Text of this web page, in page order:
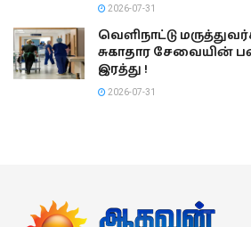
2026-07-31
வெளிநாட்டு
சுகாதார சேவையின்
இரத்து !
2026-07-31